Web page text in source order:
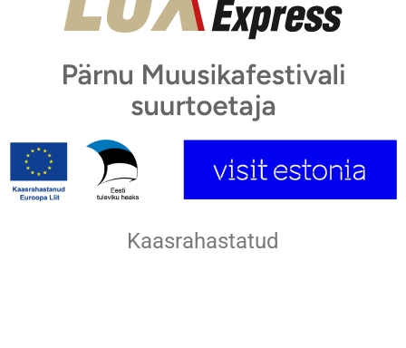
Kaasrahastatud